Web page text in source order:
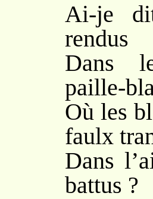
Ai-je
rendus
Dans
paille-
Où les
faulx
Dans
battus ?